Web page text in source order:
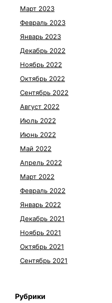
Март 2023
Февраль 2023
Январь 2023
Декабрь 2022
Ноябрь 2022
Октябрь 2022
Сентябрь 2022
Август 2022
Июль 2022
Июнь 2022
Май 2022
Апрель 2022
Март 2022
Февраль 2022
Январь 2022
Декабрь 2021
Ноябрь 2021
Октябрь 2021
Сентябрь 2021
Рубрики